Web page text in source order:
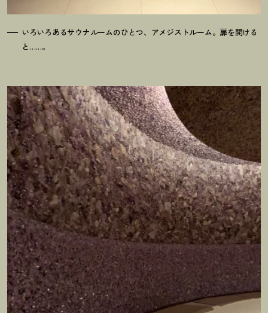
いろいろあるサウナルームのひとつ、アメジストルーム。扉を開ける
と……。